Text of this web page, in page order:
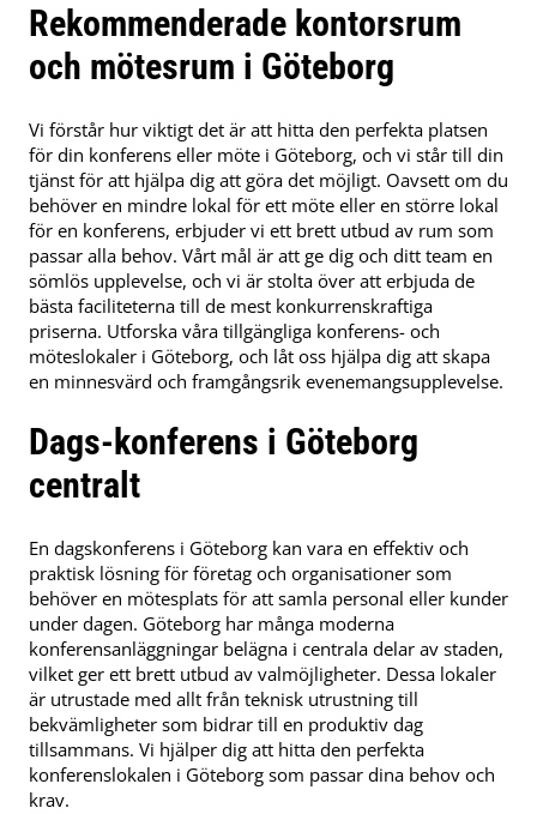
Rekommenderade kontorsrum
och mötesrum i Göteborg
Vi förstår hur viktigt det är att hitta den perfekta platsen
för din konferens eller möte i Göteborg, och vi står till din
tjänst för att hjälpa dig att göra det möjligt. Oavsett om du
behöver en mindre lokal för ett möte eller en större lokal
för en konferens, erbjuder vi ett brett utbud av rum som
passar alla behov. Vårt mål är att ge dig och ditt team en
sömlös upplevelse, och vi är stolta över att erbjuda de
bästa faciliteterna till de mest konkurrenskraftiga
priserna. Utforska våra tillgängliga konferens- och
möteslokaler i Göteborg, och låt oss hjälpa dig att skapa
en minnesvärd och framgångsrik evenemangsupplevelse.
Dags-konferens i Göteborg
centralt
En dagskonferens i Göteborg kan vara en effektiv och
praktisk lösning för företag och organisationer som
behöver en mötesplats för att samla personal eller kunder
under dagen. Göteborg har många moderna
konferensanläggningar belägna i centrala delar av staden,
vilket ger ett brett utbud av valmöjligheter. Dessa lokaler
är utrustade med allt från teknisk utrustning till
bekvämligheter som bidrar till en produktiv dag
tillsammans. Vi hjälper dig att hitta den perfekta
konferenslokalen i Göteborg som passar dina behov och
krav.